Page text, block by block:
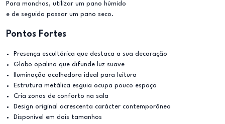
Para manchas, utilizar um pano húmido
e de seguida passar um pano seco.
Pontos Fortes
Presença escultórica que destaca a sua decoração
Globo opalino que difunde luz suave
Iluminação acolhedora ideal para leitura
Estrutura metálica esguia ocupa pouco espaço
Cria zonas de conforto na sala
Design original acrescenta carácter contemporâneo
Disponível em dois tamanhos